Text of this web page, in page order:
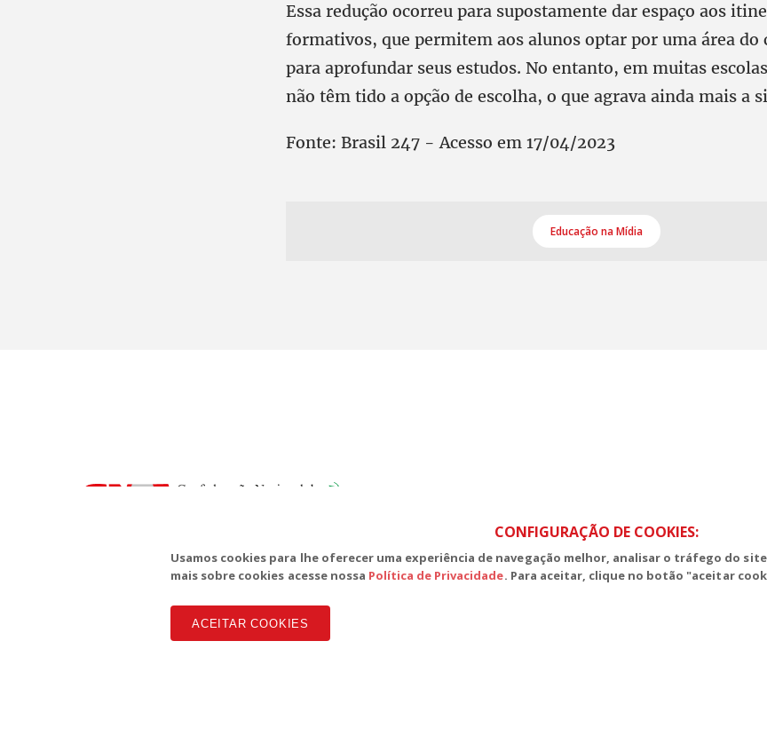
Essa redução ocorreu para supostamente dar espaço aos
formativos, que permitem aos alunos optar por uma área do
para aprofundar seus estudos. No entanto, em muitas
não têm tido a opção de escolha, o que agrava ainda mais a
Fonte: Brasil 247 - Acesso em 17/04/2023
Educação na Mídia
Copyright CUT Central Única dos Trabalhadores 3.960 - Entidades Filiadas | 7.933.029 - Trabalhadores(as) Associados | 25.831.443 -
CONFIGURAÇÃO DE COOKIES:
Usamos cookies para lhe oferecer uma experiência de navegação melhor, analisar o tráfego do
mais sobre cookies acesse nossa Política de Privacidade. Para aceitar, clique no botão "aceitar
ACEITAR COOKIES